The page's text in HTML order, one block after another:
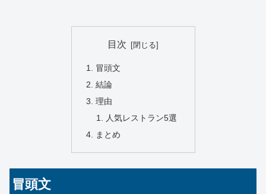
目次
冒頭文
結論
理由
人気レストラン5選
まとめ
冒頭文